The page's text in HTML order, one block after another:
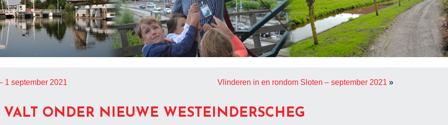
1 september 2021 Vlinderen in en rondom Sloten – september 2021 »
ONDER NIEUWE WESTEINDERSCHEG